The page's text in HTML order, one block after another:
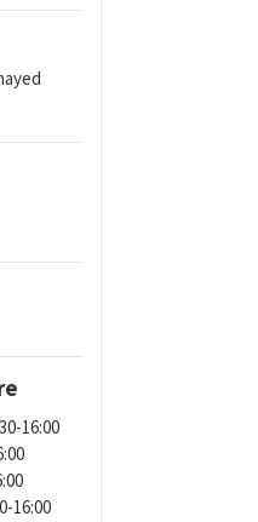
16:00
16:00